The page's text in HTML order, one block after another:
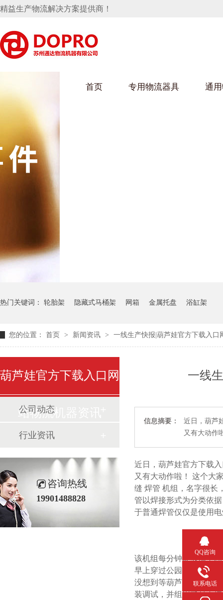
精益生产物流解决方案提供商！
首页 专用物流器具
葫芦娃下载最污架
保险杠料架
消声器料架
通
车
料架
桶水箱支架
行业
热门关键词： 轮胎架 隐藏式马桶架 网箱 金属托盘 浴缸架
您的位置： 首页 > 新闻资讯 > 一线生产快报|葫芦娃官方下载入口
一线
信息摘要：
近日，葫
又有大动作
近日，葫芦娃官方下
又有大动作啦！
这个大家
缝 焊管 机组，名字很长
管以焊接形式为分类依据
于普通焊管仅仅是使用电焊
该机组每分钟能够加工
早上穿过公园去上班，
没想到等葫芦娃官方下载
装调试，并组织了员工培
葫芦娃官方下载入口网
站物流机器资讯
公司动态
行业资讯
咨询热线
19901488828
QQ咨询
联系电话